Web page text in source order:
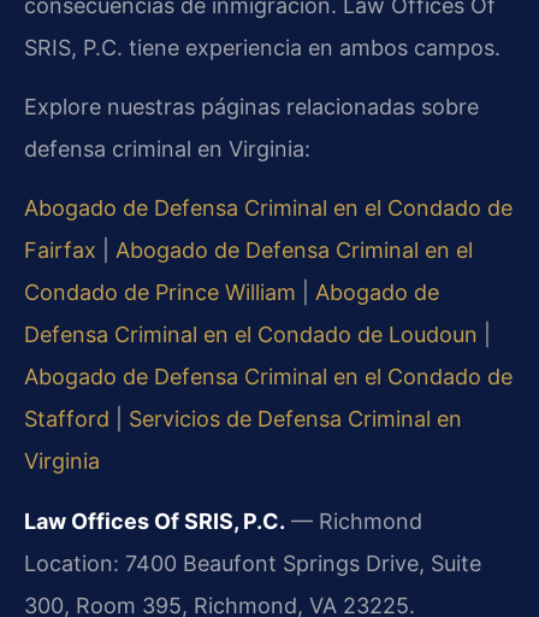
SRIS, P.C. tiene experiencia en ambos campos.
Explore nuestras páginas relacionadas sobre
defensa criminal en Virginia:
Abogado de Defensa Criminal en el Condado de
Fairfax
Abogado de Defensa Criminal en el
Condado de Prince William
Abogado de
Defensa Criminal en el Condado de Loudoun
Abogado de Defensa Criminal en el Condado de
Stafford
Servicios de Defensa Criminal en
Virginia
Law Offices Of SRIS, P.C. — Richmond
Location: 7400 Beaufont Springs Drive, Suite
300, Room 395, Richmond, VA 23225.